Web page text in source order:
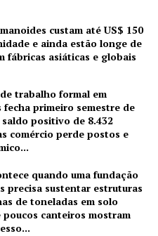
custam até US$ 150
e ainda estão longe de
fábricas asiáticas e globais
trabalho formal em
fecha primeiro semestre de
saldo positivo de 8.432
comércio perde postos e
quando uma fundação
precisa sustentar estruturas
de toneladas em solo
poucos canteiros mostram